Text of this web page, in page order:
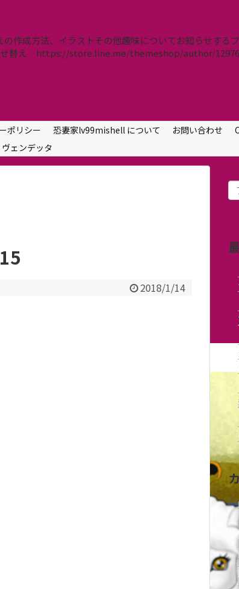
作成方法、イラストその他趣味についてお知らせす
せ替え https://store.line.me/themeshop/author/
ポリシー 恐妻家lv99mishell について お問い合わせ
ヴェンデッタ
2018/1/14